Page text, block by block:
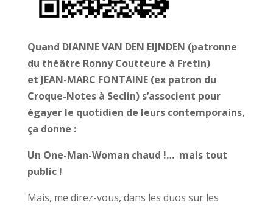
Quand DIANNE VAN DEN EIJNDEN (patronne
du théâtre Ronny Coutteure à Fretin)
et JEAN-MARC FONTAINE (ex patron du
Croque-Notes à Seclin) s’associent pour
égayer le quotidien de leurs contemporains,
ça donne :
Un One-Man-Woman chaud !… mais tout
public !
Mais, me direz-vous, dans les duos sur les